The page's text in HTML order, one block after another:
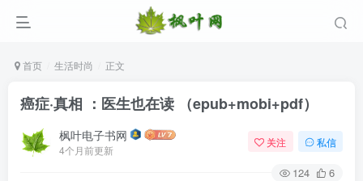
首页 生活时尚 正文
癌症·真相 ：医生也在读 （epub+mobi+pdf）
枫叶电子书网
4个月前更新
关注 私信
124 6